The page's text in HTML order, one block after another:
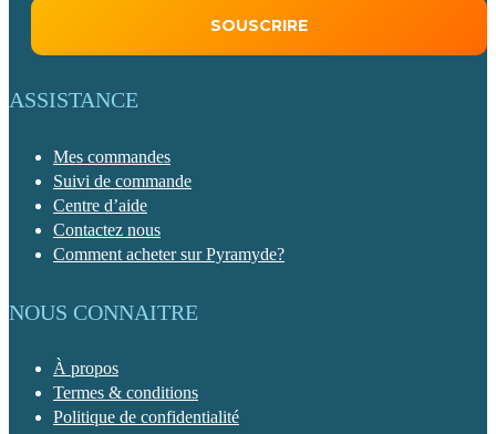
ASSISTANCE
Mes commandes
Suivi de commande
Centre d’aide
Contactez nous
Comment acheter sur Pyramyde?
NOUS CONNAITRE
À propos
Termes & conditions
Politique de confidentialité